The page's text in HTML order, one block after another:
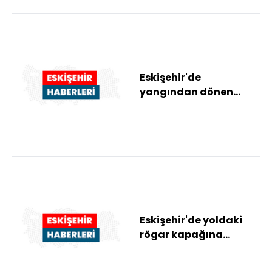
Eskişehir'de
yangından dönen
Eskişehir'de yoldaki
rögar kapağına